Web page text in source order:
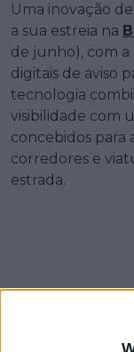
Uma inovação
a sua estreia na
de junho), com
digitais de aviso
tecnologia
visibilidade com
concebidos para
corredores e
estrada.